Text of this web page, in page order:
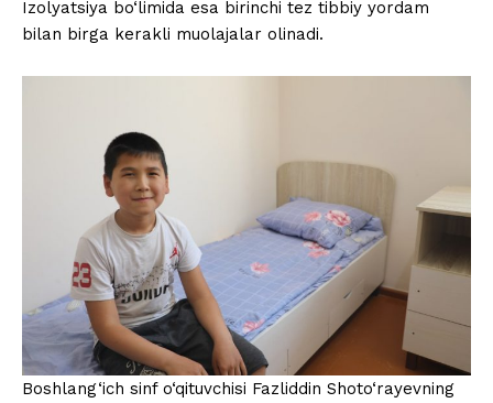
Izolyatsiya bo‘limida esa birinchi tez tibbiy yordam
bilan birga kerakli muolajalar olinadi.
Boshlang‘ich sinf o‘qituvchisi Fazliddin Shoto‘rayevning